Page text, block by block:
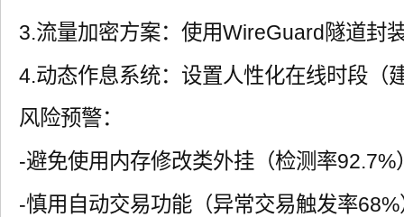
3.流量加密方案：使用WireGuard隧道封
4.动态作息系统：设置人性化在线时段（
风险预警：
-避免使用内存修改类外挂（检测率92.7%
-慎用自动交易功能（异常交易触发率68%